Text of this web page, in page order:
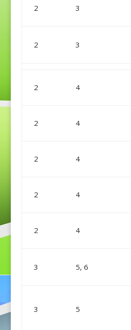
2 3
2 3
2 4
2 4
2 4
2 4
2 4
3 5, 6
3 5